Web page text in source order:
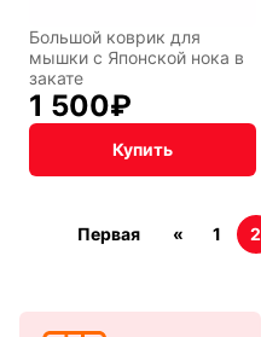
Большой коврик для
мышки с Японской нока в
закате
1 500₽
Купить
Первая « 1 2